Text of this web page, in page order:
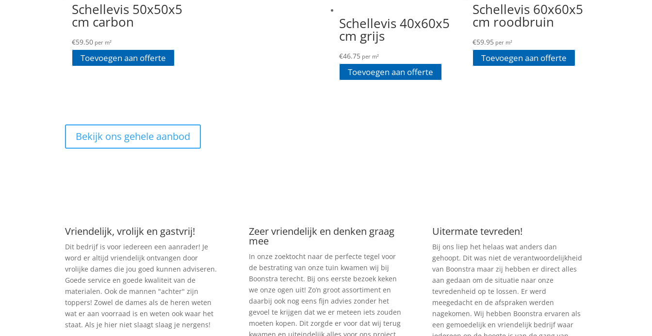
Schellevis 50x50x5
cm carbon
€59.50 per m²
Toevoegen aan offerte
Schellevis 40x60x5
cm grijs
€46.75 per m²
Toevoegen aan offerte
Schellevis 60x60x5
cm roodbruin
€59.95 per m²
Toevoegen aan offerte
Bekijk ons gehele aanbod
Vriendelijk, vrolijk en gastvrij!
Dit bedrijf is voor iedereen een aanrader! Je
word er altijd vriendelijk ontvangen door
vrolijke dames die jou goed kunnen adviseren.
Goede service en goede kwaliteit van de
materialen. Ook de mannen "achter" zijn
toppers! Zowel de dames als de heren weten
wat er aan voorraad is en weten ook waar het
staat. Als je hier niet slaagt slaag je nergens!
Zeer vriendelijk en denken graag
mee
In onze zoektocht naar de perfecte tegel voor
de bestrating van onze tuin kwamen wij bij
Boonstra terecht. Bij ons eerste bezoek keken
we onze ogen uit! Zo’n groot assortiment en
daarbij ook nog eens fijn advies zonder het
gevoel te krijgen dat we er meteen iets zouden
moeten kopen. Dit zorgde er voor dat wij terug
Uitermate tevreden!
Bij ons liep het helaas wat anders dan
gehoopt. Dit was niet de verantwoordelijkheid
van Boonstra maar zij hebben er direct alles
aan gedaan om de situatie naar onze
tevredenheid op te lossen. Er werd
meegedacht en de afspraken werden
nagekomen. Wij hebben Boonstra ervaren als
een gemoedelijk en vriendelijk bedrijf waar